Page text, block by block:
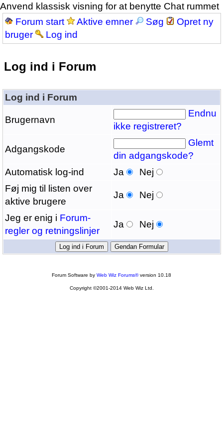
Anvend klassisk visning for at benytte Chat rummet
Forum start
Aktive emner Søg
Opret ny
bruger
Log ind
Log ind i Forum
Log ind i Forum
Brugernavn
Endnu
ikke registreret?
Adgangskode
Glemt
din adgangskode?
Automatisk log-ind
Ja
Nej
Føj mig til listen over
aktive brugere
Ja Nej
Jeg er enig i Forum-
regler og retningslinjer
Ja Nej
Forum Software by Web Wiz Forums®version 10.18
Copyright ©2001-2014 Web Wiz Ltd.